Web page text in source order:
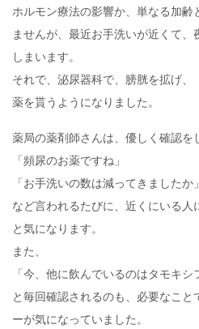
ホルモン療法の影響か、単なる加齢
ませんが、最近お手洗いが近くて、
しまいます。
それで、泌尿器科で、膀胱を拡げ、
薬を貰うようになりました。
薬局の薬剤師さんは、優しく確認を
「頻尿のお薬ですね」
「お手洗いの数は減ってきましたか」
など言われるたびに、近くにいる
と気になります。
また、
「今、他に飲んでいるのはタモキシ
と毎回確認されるのも、必要なこ
ーが気になっていました。